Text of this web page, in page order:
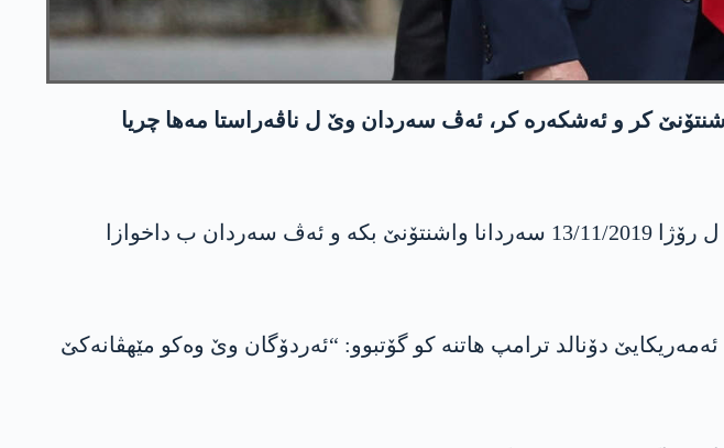
كر و ئه‌شكه‌ره‌ كر، ئه‌ڤ سه‌ردان وێ ل ناڤه‌راستا مه‌ها چریا
به‌رده‌ڤكێ كۆچكا سپی ئیرۆ رۆژا سێشه‌می دیار كر، ره‌جه‌ب ته‌یب ئه‌ردۆگان وێ ل رۆژا 13/11/2019 سه‌ردانا واشنتۆنێ بكه‌ و ئه‌ڤ سه‌ردان ب داخوازا
دۆنالد ترامپ هاتنه‌ كو گۆتبوو: “ئه‌ردۆگان وێ وه‌كو مێهڤانه‌كێ